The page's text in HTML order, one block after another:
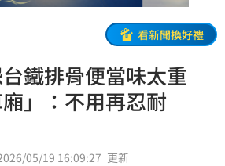
看新聞換好禮
鐵排骨便當味太重
」：不用再忍耐
05/19 16:09:27 更新